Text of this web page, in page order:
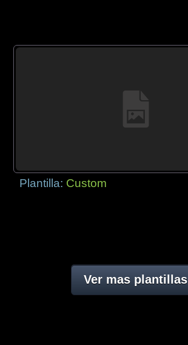
Plantilla: Custom
Ver mas plantillas